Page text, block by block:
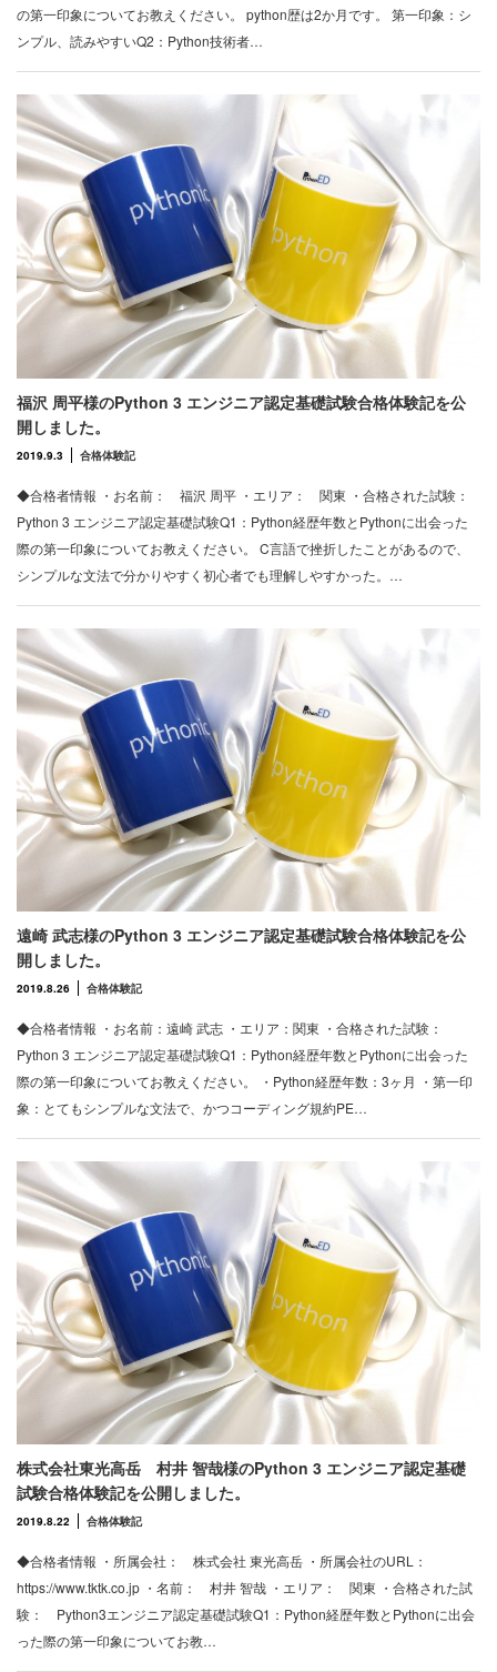
の第一印象についてお教えください。 python歴は2か月です。 第一印象：シ
ンプル、読みやすいQ2：Python技術者…
福沢 周平様のPython 3 エンジニア認定基礎試験合格体験記を公
開しました。
2019.9.3 合格体験記
◆合格者情報 ・お名前： 福沢 周平 ・エリア： 関東 ・合格された試験：
Python 3 エンジニア認定基礎試験Q1：Python経歴年数とPythonに出会った
際の第一印象についてお教えください。 C言語で挫折したことがあるので、
シンプルな文法で分かりやすく初心者でも理解しやすかった。…
遠崎 武志様のPython 3 エンジニア認定基礎試験合格体験記を公
開しました。
2019.8.26 合格体験記
◆合格者情報 ・お名前：遠崎 武志 ・エリア：関東 ・合格された試験：
Python 3 エンジニア認定基礎試験Q1：Python経歴年数とPythonに出会った
際の第一印象についてお教えください。 ・Python経歴年数：3ヶ月 ・第一印
象：とてもシンプルな文法で、かつコーディング規約PE…
株式会社東光高岳 村井 智哉様のPython 3 エンジニア認定基礎
試験合格体験記を公開しました。
2019.8.22 合格体験記
◆合格者情報 ・所属会社： 株式会社 東光高岳 ・所属会社のURL：
https://www.tktk.co.jp ・名前： 村井 智哉 ・エリア： 関東 ・合格された試
験： Python3エンジニア認定基礎試験Q1：Python経歴年数とPythonに出会
った際の第一印象についてお教…